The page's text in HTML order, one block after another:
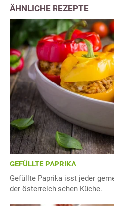
ÄHNLICHE REZEPTE
GEFÜLLTE PAPRIKA
Gefüllte Paprika isst jeder
der österreichischen Küche.